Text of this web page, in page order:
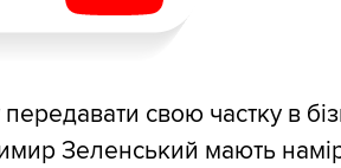
свою частку в
Зеленський мають